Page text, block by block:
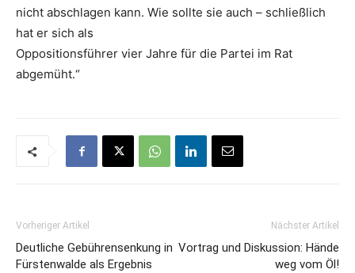
nicht abschlagen kann. Wie sollte sie auch – schließlich
hat er sich als
Oppositionsführer vier Jahre für die Partei im Rat
abgemüht.“
Vorheriger Artikel
Deutliche Gebührensenkung in
Fürstenwalde als Ergebnis
Nächster Artikel
Vortrag und Diskussion: Hände
weg vom Öl!